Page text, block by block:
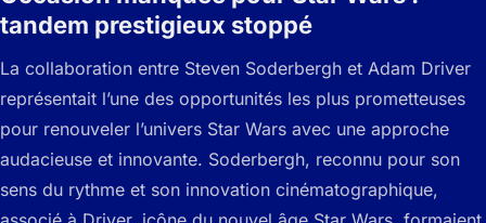
tandem prestigieux stoppé
La collaboration entre Steven Soderbergh et Adam Driver
représentait l’une des opportunités les plus prometteuses
pour renouveler l’univers Star Wars avec une approche
audacieuse et innovante. Soderbergh, reconnu pour son
sens du rythme et son innovation cinématographique,